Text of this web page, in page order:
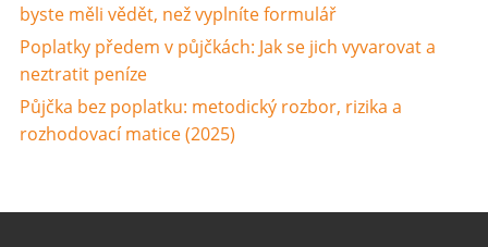
byste měli vědět, než vyplníte formulář
Poplatky předem v půjčkách: Jak se jich vyvarovat a
neztratit peníze
Půjčka bez poplatku: metodický rozbor, rizika a
rozhodovací matice (2025)